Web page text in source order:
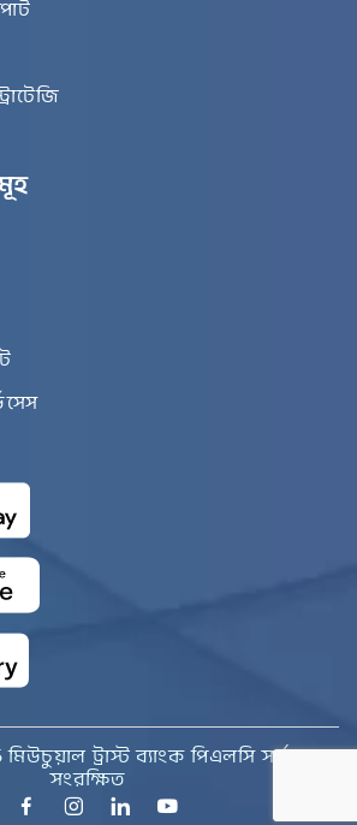
ট্রাস্ট ব্যাংক পিএলসি সর্বস্বত্ব
সংরক্ষিত